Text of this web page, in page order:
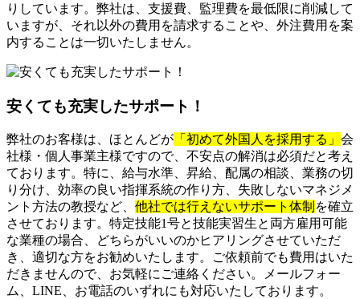
りしています。弊社は、支援費、監理費を最低限に削減して
いますが、それ以外の費用を請求することや、外注費用を案
内することは一切いたしません。
安くても充実したサポート！
弊社のお客様は、ほとんどが 「初めて外国人を採用する」 会
社様・個人事業主様ですので、不安点の解消は必須だと考え
ております。特に、給与水準、昇給、配属の相談、業務の切
り分け、効率の良い指揮系統の作り方、失敗しないマネジメ
ント方法の教授など、 他社では行えないサポート体制 を確立
させております。特定技能1号と技能実習生と両方雇用可能
な業種の場合、どちらがいいのかヒアリングさせていただ
き、適切な方をお勧めいたします。ご依頼前でも費用はいた
だきませんので、お気軽にご連絡ください。メールフォー
ム、LINE、お電話のいずれにも対応いたしております。